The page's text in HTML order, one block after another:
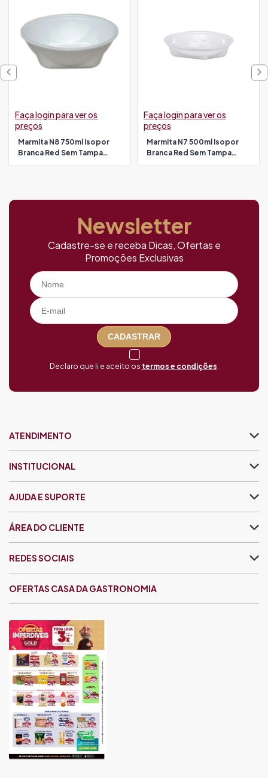
Marmita N8 750ml Isopor
Branca Red Sem Tampa
Faça login para ver os
preços
Marmita N7 500ml Isopor
Branca Red Sem Tampa
Faça login para ver os
preços
Newsletter
Cadastre-se e receba Dicas, Ofertas e
Promoções Exclusivas
CADASTRAR
Declaro que li e aceito os termos e condições
ATENDIMENTO
INSTITUCIONAL
AJUDA E SUPORTE
ÁREA DO CLIENTE
OFERTAS CASA DA GASTRONOMIA
REDES SOCIAIS